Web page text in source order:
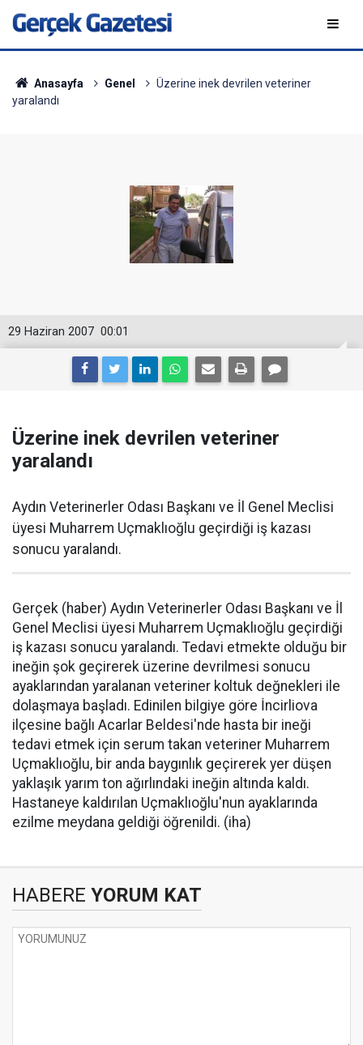
Anasayfa Genel
Üzerine inek devrilen veteriner
yaralandı
00:01
29 Haziran 2007
Üzerine inek devrilen veteriner
yaralandı
Aydın Veterinerler Odası Başkanı ve İl Genel Meclisi
üyesi Muharrem Uçmaklıoğlu geçirdiği iş kazası
sonucu yaralandı.
Gerçek (haber) Aydın Veterinerler Odası Başkanı ve İl
Genel Meclisi üyesi Muharrem Uçmaklıoğlu geçirdiği
iş kazası sonucu yaralandı. Tedavi etmekte olduğu bir
ineğin şok geçirerek üzerine devrilmesi sonucu
ayaklarından yaralanan veteriner koltuk değnekleri ile
dolaşmaya başladı. Edinilen bilgiye göre İncirliova
ilçesine bağlı Acarlar Beldesi'nde hasta bir ineği
tedavi etmek için serum takan veteriner Muharrem
Uçmaklıoğlu, bir anda baygınlık geçirerek yer düşen
yaklaşık yarım ton ağırlındaki ineğin altında kaldı.
Hastaneye kaldırılan Uçmaklıoğlu'nun ayaklarında
ezilme meydana geldiği öğrenildi. (iha)
HABERE YORUM KAT